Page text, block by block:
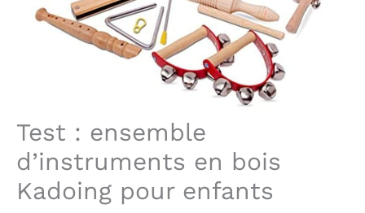
Test : ensemble
d’instruments en bois
Kadoing pour enfants